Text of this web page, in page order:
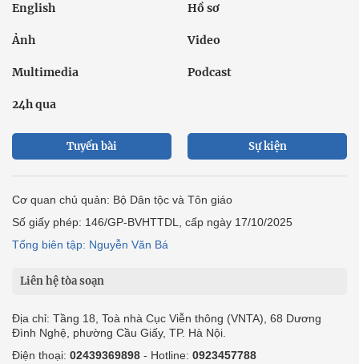
English Hồ sơ
Ảnh Video
Multimedia Podcast
24h qua
Tuyến bài Sự kiện
Cơ quan chủ quản: Bộ Dân tộc và Tôn giáo
Số giấy phép: 146/GP-BVHTTDL, cấp ngày 17/10/2025
Tổng biên tập: Nguyễn Văn Bá
Liên hệ tòa soạn
Địa chỉ: Tầng 18, Toà nhà Cục Viễn thông (VNTA), 68 Dương
Đình Nghệ, phường Cầu Giấy, TP. Hà Nội.
Điện thoại: 02439369898 - Hotline: 0923457788